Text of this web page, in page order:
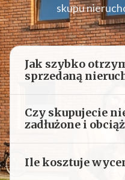
skupu
Jak szybko
sprzedaną
Czy skupujecie
zadłużone i
Ile kosztuje